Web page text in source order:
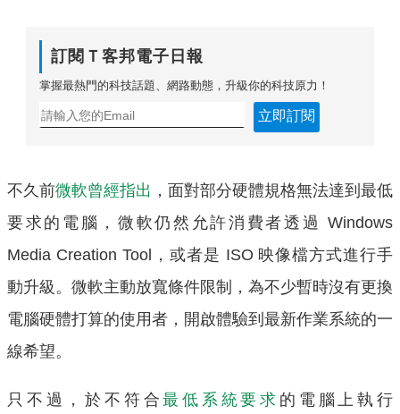
訂閱Ｔ客邦電子日報
掌握最熱門的科技話題、網路動態，升級你的科技原力！
立即訂閱
不久前微軟曾經指出 ，面對部分硬體規格無法達到最低
要求的電腦，微軟仍然允許消費者透過 Windows
Media Creation Tool，或者是 ISO 映像檔方式進行手
動升級。微軟主動放寬條件限制，為不少暫時沒有更換
電腦硬體打算的使用者，開啟體驗到最新作業系統的一
線希望。
只不過，於不符合最低系統要求 的電腦上執行